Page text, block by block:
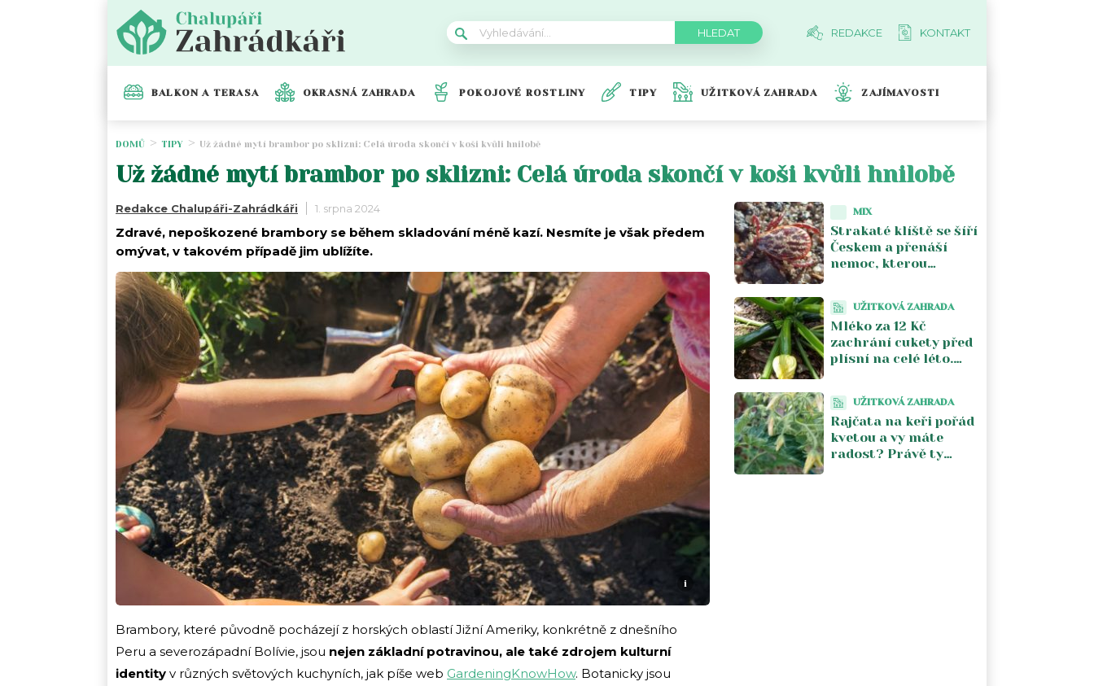
REDAKCE KONTAKT
BALKON A TERASA OKRASNÁ ZAHRADA POKOJOVÉ ROSTLINY TIPY UŽITKOVÁ ZAHRADA ZAJÍMAVOSTI
DOMŮ TIPY Už žádné mytí brambor po sklizni: Celá úroda skončí v koši kvůli hnilobě
Už žádné mytí brambor po sklizni: Celá úroda skončí v koši kvůli hnilobě
Redakce Chalupáři-Zahrádkáři 1. srpna 2024
Zdravé, nepoškozené brambory se během skladování méně kazí. Nesmíte je však předem
omývat, v takovém případě jim ublížíte.
i
Brambory, které původně pocházejí z horských oblastí Jižní Ameriky, konkrétně z dnešního
Peru a severozápadní Bolívie, jsou nejen základní potravinou, ale také zdrojem kulturní
identity v různých světových kuchyních, jak píše web GardeningKnowHow. Botanicky jsou
MIX
Strakaté klíště se šíří
Českem a přenáší
nemoc, kterou
na Moravě
UŽITKOVÁ ZAHRADA
Mléko za 12 Kč
zachrání cukety před
plísní na celé léto.
zdvojnásobí
UŽITKOVÁ ZAHRADA
Rajčata na keři pořád
kvetou a vy máte
radost? Právě ty